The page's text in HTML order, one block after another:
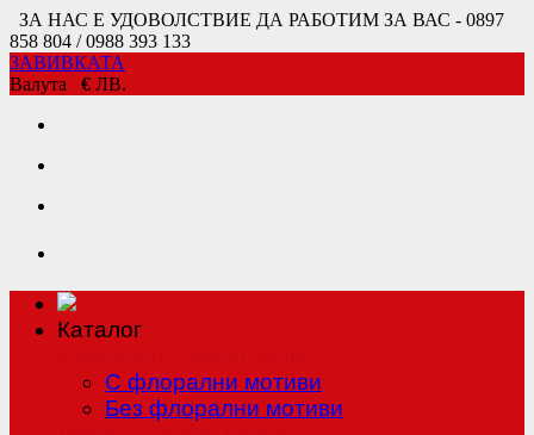
ЗА НАС Е УДОВОЛСТВИЕ ДА РАБОТИМ ЗА ВАС - 0897
858 804 / 0988 393 133
ЗАВИВКАТА
Валута € ЛВ.
Каталог
С флорални мотиви
Без флорални мотиви